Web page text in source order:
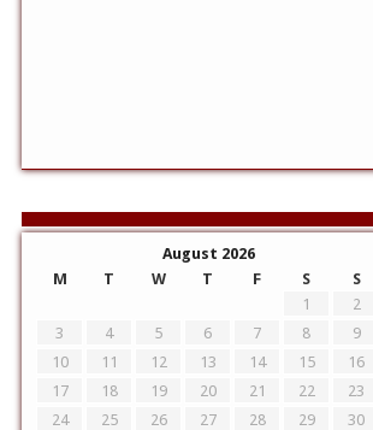
August 2026
M
T W T F S
S
1
2
3
4 5 6 7 8
9
10
11 12 13 14 15
16
17
18 19 20 21 22
23
24
25 26 27 28 29
30